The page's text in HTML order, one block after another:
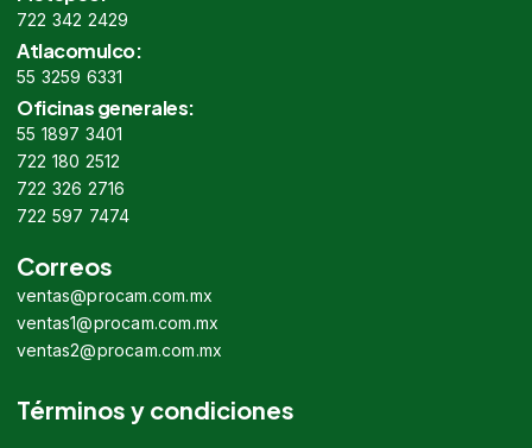
722 342 2429
Atlacomulco:
55 3259 6331
Oficinas generales:
55 1897 3401
722 180 2512
722 326 2716
722 597 7474
Correos
ventas@procam.com.mx
ventas1@procam.com.mx
ventas2@procam.com.mx
Términos y condiciones